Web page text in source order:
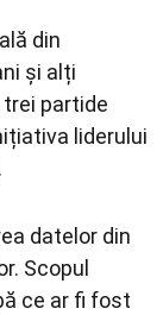
din
și alți
partide
liderului
datelor din
Scopul
ce ar fi fost